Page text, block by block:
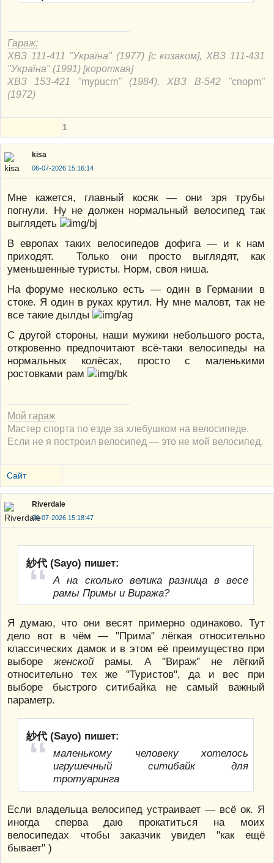
Гараж:
ХВЗ 111-411 "Україна" (1977) [с козаком], ХВЗ 111-431
"Україна" (1991) [короткая]
ХВЗ 153-421 "mypucm" (1984), ХВЗ В-542 "cnорm"
(1972)
1
kisa
06-07-2026 15:16:14
Мне кажется, главный косяк — они зря трубы
погнули. Ну не должен нормальный велосипед так
выглядеть
В европах таких велосипедов дофига — и к нам
приходят. Только они просто выглядят, как
уменьшенные туристы. Норм, своя ниша.
На форуме несколько есть — один в Германии в
стоке. Я один в руках крутил. Ну мне маловт, так не
все такие дылды
С другой стороны, наши мужики небольшого роста,
откровенно предпочитают всё-таки велосипеды на
нормальных колёсах, просто с маленькими
ростовками рам
Мой гараж
Мастер спорта по езде за хлебушком на велосипеде.
Если не я построил велосипед — это не мой велосипед.
Сайт
Riverdale
06-07-2026 15:18:47
紗代 (Sayo) пишет:
А на сколько велика разница в весе
рамы Примы и Виража?
Я думаю, что они весят примерно одинаково. Тут
дело вот в чём — "Прима" лёгкая относительно
классических дамок и в этом её преимущество при
выбореженскойрамы. А "Вираж" не лёгкий
относительно тех же "Туристов", да и вес при
выборе быстрого ситибайка не самый важный
параметр.
紗代 (Sayo) пишет:
маленькому человеку хотелось
игрушечный ситибайк для
тротуаринга
Если владельца велосипед устраивает — всё ок. Я
иногда сперва даю прокатиться на моих
велосипедах чтобы заказчик увидел "как ещё
бывает" )